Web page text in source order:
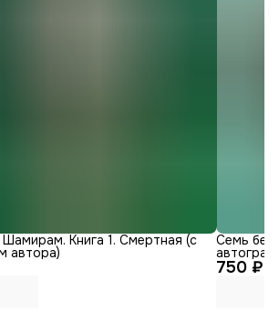
Шамирам. Книга 1. Смертная (с
автора)
750 ₽
Семь бед